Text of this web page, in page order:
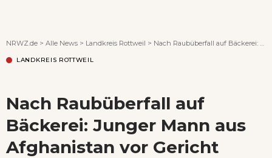
NRWZ.de > Alle News > Landkreis Rottweil > Nach Raubüberfall auf Bäckerei: Junger Mann aus Afghanistan vor Gericht
LANDKREIS ROTTWEIL
Nach Raubüberfall auf
Bäckerei: Junger Mann aus
Afghanistan vor Gericht